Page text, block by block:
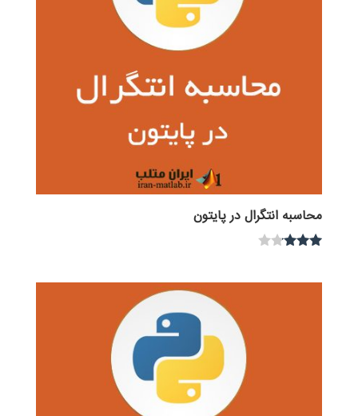
محاسبه انتگرال در پایتون
از 5